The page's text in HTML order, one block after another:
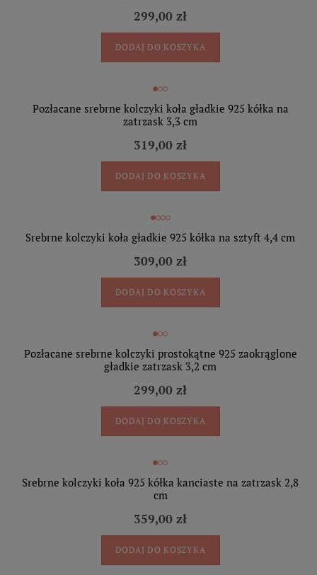
299,00 zł
DODAJ DO KOSZYKA
Pozłacane srebrne kolczyki koła gładkie 925 kółka na
zatrzask 3,3 cm
319,00 zł
DODAJ DO KOSZYKA
Srebrne kolczyki koła gładkie 925 kółka na sztyft 4,4 cm
309,00 zł
DODAJ DO KOSZYKA
Pozłacane srebrne kolczyki prostokątne 925 zaokrąglone
gładkie zatrzask 3,2 cm
299,00 zł
DODAJ DO KOSZYKA
Srebrne kolczyki koła 925 kółka kanciaste na zatrzask 2,8
cm
359,00 zł
DODAJ DO KOSZYKA